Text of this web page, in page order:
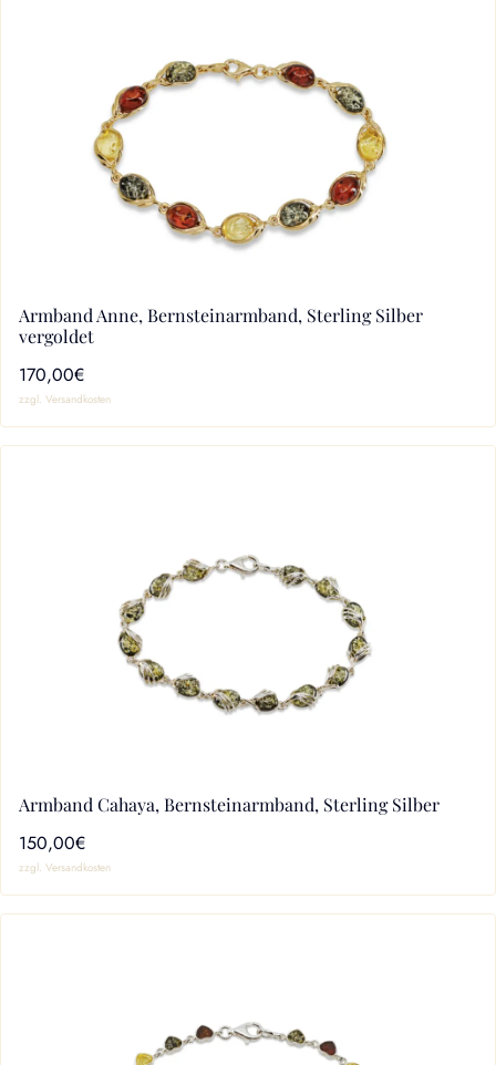
Armband Anne, Bernsteinarmband, Sterling Silber
vergoldet
170,00€
zzgl. Versandkosten
Armband Cahaya, Bernsteinarmband, Sterling Silber
150,00€
zzgl. Versandkosten